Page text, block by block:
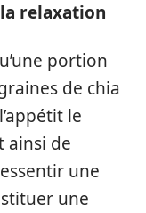
relaxation
portion
de chia
le
ainsi de
une
une